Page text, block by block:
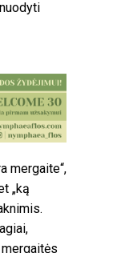
mergaite“,
„ką